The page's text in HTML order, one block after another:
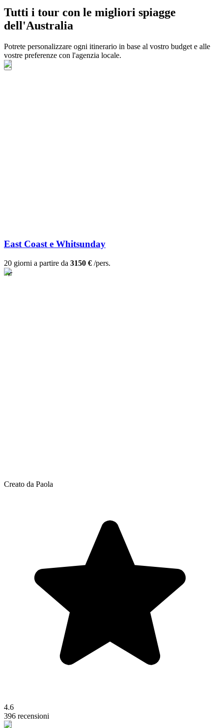
Tutti i tour con le migliori spiagge
dell'Australia
Potrete personalizzare ogni itinerario in base al vostro budget e alle
vostre preferenze con l'agenzia locale.
East Coast e Whitsunday
20 giorni a partire da 3150 € /pers.
Creato da Paola
4.6
396 recensioni